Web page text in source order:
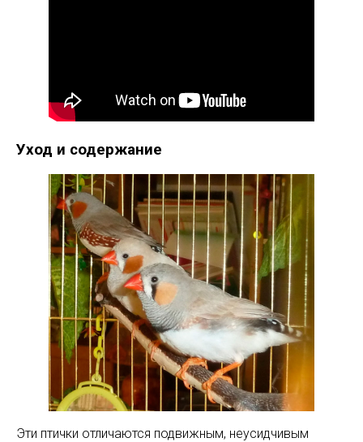
Уход и содержание
Эти птички отличаются подвижным, неусидчивым